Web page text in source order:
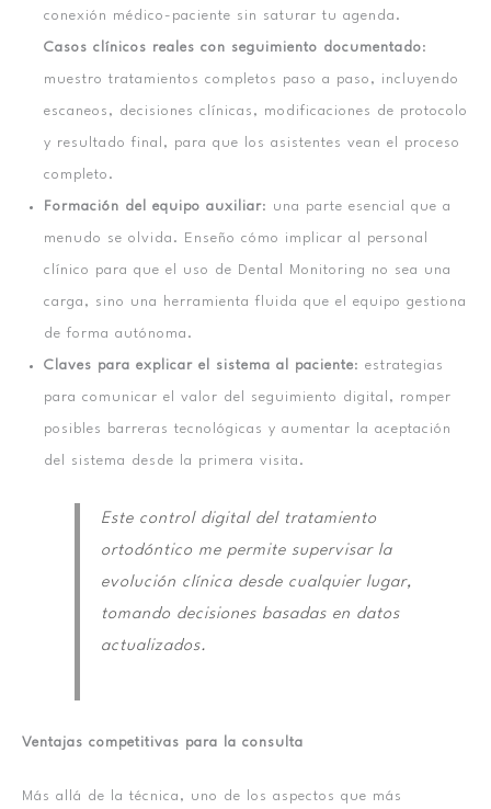
conexión médico-paciente sin saturar tu agenda.
Casos clínicos reales con seguimiento documentado:
muestro tratamientos completos paso a paso, incluyendo
escaneos, decisiones clínicas, modificaciones de protocolo
y resultado final, para que los asistentes vean el proceso
completo.
Formación del equipo auxiliar: una parte esencial que a
menudo se olvida. Enseño cómo implicar al personal
clínico para que el uso de Dental Monitoring no sea una
carga, sino una herramienta fluida que el equipo gestiona
de forma autónoma.
Claves para explicar el sistema al paciente: estrategias
para comunicar el valor del seguimiento digital, romper
posibles barreras tecnológicas y aumentar la aceptación
del sistema desde la primera visita.
Este control digital del tratamiento
ortodóntico me permite supervisar la
evolución clínica desde cualquier lugar,
tomando decisiones basadas en datos
actualizados.
Ventajas competitivas para la consulta
Más allá de la técnica, uno de los aspectos que más